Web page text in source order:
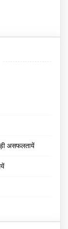
असफलतायें